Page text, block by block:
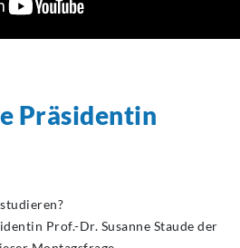
Präsidentin
Prof.-Dr. Susanne Staude der